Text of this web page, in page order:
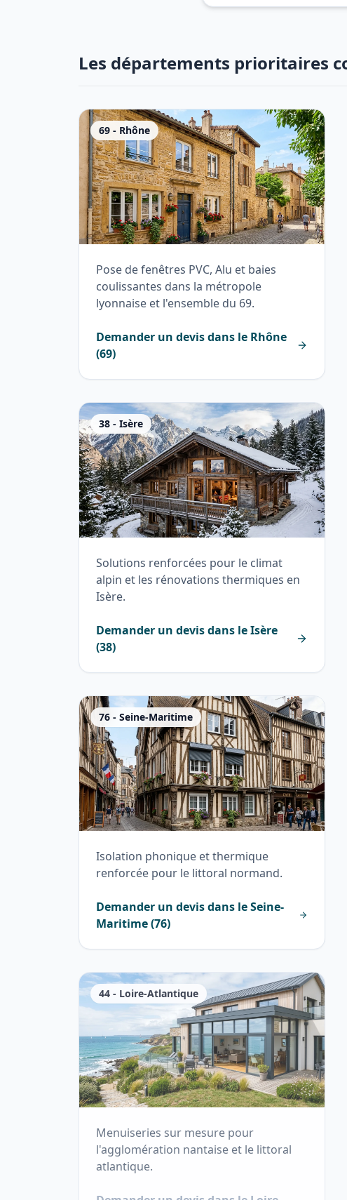
Les départements prioritaires
69 - Rhône
Pose de fenêtres PVC, Alu et baies
coulissantes dans la métropole
lyonnaise et l'ensemble du 69.
Demander un devis dans le Rhône
(69)
38 - Isère
Solutions renforcées pour le climat
alpin et les rénovations thermiques en
Isère.
Demander un devis dans leIsère
(38)
76 - Seine-Maritime
Isolation phonique et thermique
renforcée pour le littoral normand.
Demander un devis dans leSeine-
Maritime(76)
44 - Loire-Atlantique
Menuiseries sur mesure pour
l'agglomération nantaise et le littoral
atlantique.